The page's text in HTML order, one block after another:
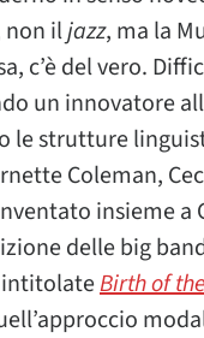
non iljazz, ma la
c’è del vero.
un innovatore
le strutture
Coleman,
insieme
delle big
Birth of